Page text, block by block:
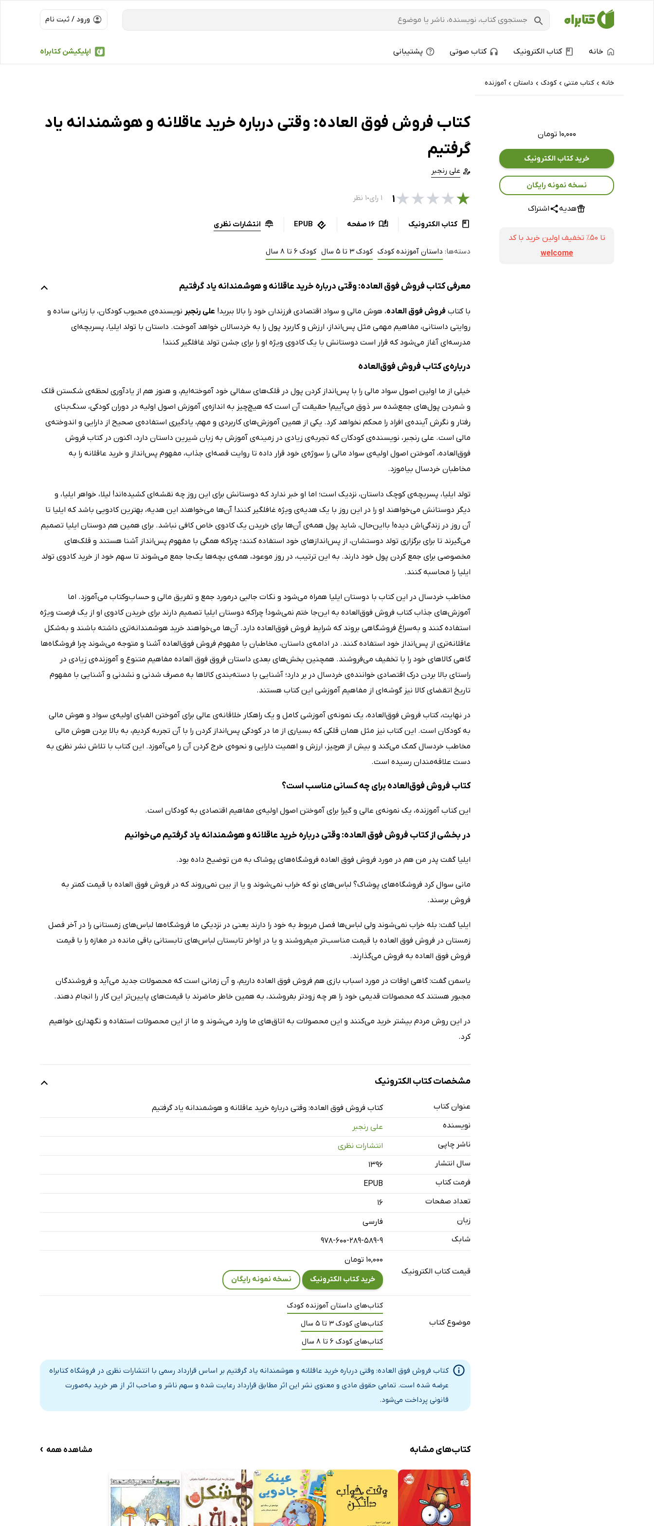
ورود / ثبت نام
اپلیکیشن کتابراه خانه کتاب الکترونیک کتاب صوتی پشتیبانی
خانه › کتاب‌ متنی › کودک › داستان › آموزنده
۱۰,۰۰۰ تومان
خرید کتاب الکترونیک
نسخه نمونه رایگان
هدیه اشتراک
تا ۵۰٪ تخفیف اولین خرید با کد
welcome
کتاب فروش فوق العاده: وقتی درباره خرید عاقلانه و هوشمندانه یاد
گرفتیم
علی رنجبر
★
★
★
★
★۱ ۱ رای ● ۱ نظر
کتاب الکترونیک 16 صفحه EPUB انتشارات نظری
دسته‌ها: داستان آموزنده کودک کودک 3 تا 5 سال کودک 6 تا 8 سال
معرفی کتاب فروش فوق العاده: وقتی درباره خرید عاقلانه و هوشمندانه یاد گرفتیم
با کتاب فروش فوق العاده، هوش مالی و سواد اقتصادی فرزندان خود را بالا ببرید! علی رنجبر نویسنده‌ی محبوب کودکان، با زبانی ساده و
روایتی داستانی، مفاهیم مهمی مثل پس‌انداز، ارزش و کاربرد پول را به خردسالان خواهد آموخت. داستان با تولد ایلیا، پسربچه‌ای
مدرسه‌ای آغاز می‌شود که قرار است دوستانش با یک کادوی ویژه او را برای جشن تولد غافلگیر کنند!
درباره‌‌ی کتاب فروش فوق‌العاده
خیلی از ما اولین اصول سواد مالی را با پس‌انداز کردن پول در قلک‌های سفالی خود آموخته‌ایم، و هنوز هم از یادآوری لحظه‌ی شکستن قلک
و شمردن پول‌های جمع‌شده سر ذوق می‌آییم! حقیقت آن است که هیچ‌چیز به اندازه‌ی آموزش اصول اولیه در دوران کودکی، سنگ‌بنای
رفتار و نگرش آینده‌ی افراد را محکم نخواهد کرد. یکی از همین آموزش‌های کاربردی و مهم، یادگیری استفاده‌ی صحیح از دارایی و اندوخته‌ی
مالی است. علی رنجبر، نویسنده‌ی کودکان که تجربه‌ی زیادی در زمینه‌ی آموزش به زبان شیرین داستان دارد، اکنون در کتاب فروش
فوق‌العاده، آموختن اصول اولیه‌ی سواد مالی را سوژه‌ی خود قرار داده تا روایت قصه‌ای جذاب، مفهوم پس‌انداز و خرید عاقلانه را به
مخاطبان خردسال بیاموزد.
تولد ایلیا، پسر‌بچه‌ی کوچک داستان، نزدیک است؛ اما او خبر ندارد که دوستانش برای این روز چه نقشه‌ای کشیده‌اند! لیلا، خواهر ایلیا، و
دیگر دوستانش می‌خواهند او را در این روز با یک هدیه‌ی ویژه غافلگیر کنند! آن‌ها می‌خواهند این هدیه، بهترین کادویی باشد که ایلیا تا
آن روز در زندگی‌اش دیده! با‌این‌حال، شاید پول همه‌ی آن‌ها برای خریدن یک کادوی خاص کافی نباشد. برای همین هم دوستان ایلیا تصمیم
می‌گیرند تا برای برگزاری تولد دوستشان، از پس‌انداز‌های خود استفاده کنند؛ چراکه همگی با مفهوم پس‌انداز آشنا هستند و قلک‌های
مخصوصی برای جمع کردن پول خود دارند. به این ترتیب، در روز موعود، همه‌ی بچه‌ها یک‌جا جمع می‌شوند تا سهم خود از خرید کادوی تولد
ایلیا را محاسبه کنند.
مخاطب خردسال در این کتاب با دوستان ایلیا همراه می‌شود و نکات جالبی درمورد جمع و تفریق مالی و حساب‌وکتاب می‌آموزد. اما
آموزش‌های جذاب کتاب فروش فوق‌العاده به این‌جا ختم نمی‌شود! چراکه دوستان ایلیا تصمیم دارند برای خریدن کادوی او از یک فرصت ویژه
استفاده کنند و به‌سراغ فروشگاهی بروند که شرایط فروش فوق‌العاده دارد. آن‌ها می‌خواهند خرید هوشمندانه‌تری داشته باشند و به‌شکل
عاقلانه‌تری از پس‌انداز خود استفاده کنند. در ادامه‌ی داستان، مخاطبان با مفهوم فروش فوق‌العاده آشنا و متوجه می‌شوند چرا فروشگاه‌ها
گاهی کالاهای خود را با تخفیف می‌فروشند. همچنین بخش‌های بعدی داستان فروق فوق العاده مفاهیم متنوع و آموزنده‌ی زیادی در
راستای بالا بردن درک اقتصادی خواننده‌ی خردسال در بر دارد؛ آشنایی با دسته‌بندی کالاها به مصرف شدنی ‌و نشدنی و آشنایی با مفهوم
تاریخ اتقضای کالا نیز گوشه‌ای از مفاهیم آموزشی این کتاب هستند.
در نهایت، کتاب فروش فوق‌العاده، یک نمونه‌ی آموزشی کامل و یک راهکار خلاقانه‌ی عالی برای آموختن الفبای اولیه‌ی سواد و هوش مالی
به کودکان است. این کتاب نیز مثل همان قلکی که بسیاری از ما در کودکی پس‌انداز کردن را با آن تجربه کردیم، به بالا بردن هوش مالی
مخاطب خردسال کمک می‌کند و بیش از هرچیز، ارزش و اهمیت دارایی و نحوه‌ی خرج کردن آن را می‌آموزد. این کتاب با تلاش نشر نظری به
دست علاقه‌مندان رسیده است.
کتاب فروش فوق‌العاده برای چه کسانی مناسب است؟
این کتاب آموزنده، یک نمونه‌ی عالی و گیرا برای آموختن اصول اولیه‌ی مفاهیم اقتصادی به کودکان است.
در بخشی از کتاب فروش فوق العاده: وقتی درباره خرید عاقلانه و هوشمندانه یاد گرفتیم می‌خوانیم
ایلیا گفت پدر من هم در مورد فروش فوق العاده فروشگاه‌های پوشاک به من توضیح داده بود.
مانی سوال کرد فروشگاه‌های پوشاک؟ لباس‌های نو که خراب نمی‌شوند و یا از بین نمی‌روند که در فروش فوق العاده با قیمت کمتر به
فروش برسند.
ایلیا گفت: بله خراب نمی‌شوند ولی لباس‌ها فصل مربوط به خود را دارند یعنی در نزدیکی ما فروشگاه‌ها لباس‌های زمستانی را در آخر فصل
زمستان در فروش فوق العاده با قیمت مناسب‌تر میفروشند و یا در اواخر تابستان لباس‌های تابستانی باقی مانده در مغازه را با قیمت
فروش فوق العاده به فروش می‌گذارند.
یاسمن گفت: گاهی اوقات در مورد اسباب بازی هم فروش فوق العاده داریم، و آن زمانی است که محصولات جدید می‌آید و فروشندگان
مجبور هستند که محصولات قدیمی خود را هر چه زودتر بفروشند، به همین خاطر حاضرند با قیمت‌های پایین‌تر این کار را انجام دهند.
در این روش مردم بیشتر خرید می‌کنند و این محصولات به اتاق‌های ما وارد می‌شوند و ما از این محصولات استفاده و نگهداری خواهیم
کرد.
مشخصات کتاب الکترونیک
عنوان کتاب
کتاب فروش فوق العاده: وقتی درباره خرید عاقلانه و هوشمندانه یاد گرفتیم
نویسنده
علی رنجبر
ناشر چاپی
انتشارات نظری
سال انتشار
۱۳۹۶
فرمت کتاب
EPUB
تعداد صفحات
16
زبان
فارسی
شابک
978-600-289-589-9
قیمت کتاب الکترونیک
۱۰,۰۰۰ تومان
خرید کتاب الکترونیک نسخه نمونه رایگان
موضوع کتاب
کتاب‌های داستان آموزنده کودک
کتاب‌های کودک 3 تا 5 سال
کتاب‌های کودک 6 تا 8 سال
کتاب فروش فوق العاده: وقتی درباره خرید عاقلانه و هوشمندانه یاد گرفتیم بر اساس قرارداد رسمی با انتشارات نظری در فروشگاه کتابراه
عرضه شده است. تمامی حقوق مادی و معنوی نشر این اثر مطابق قرارداد رعایت شده و سهم ناشر و صاحب اثر از هر خرید به‌صورت
قانونی پرداخت می‌شود.
کتاب‌های مشابه مشاهده همه ›